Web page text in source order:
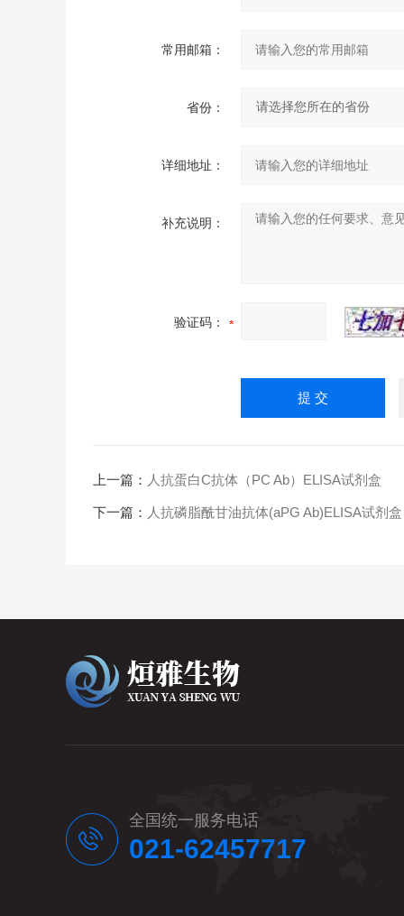
常用邮箱：
省份：
详细地址：
补充说明：
验证码：
上一篇： 人抗蛋白C抗体（PC Ab）ELISA试剂盒
下一篇： 人抗磷脂酰甘油抗体(aPG Ab)ELISA试剂盒
全国统一服务电话
021-62457717